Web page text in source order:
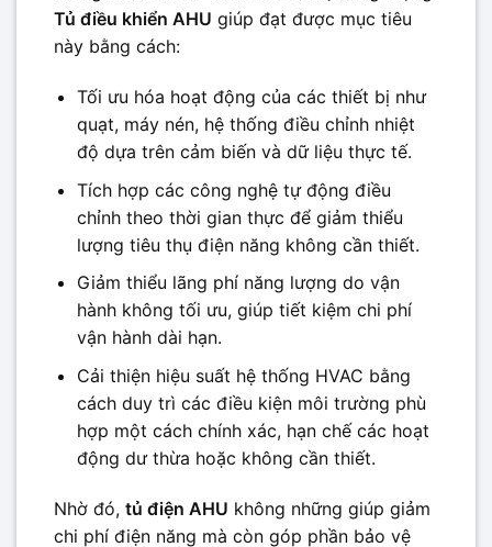
Tủ điều khiển AHU giúp đạt được mục tiêu
này bằng cách:
Tối ưu hóa hoạt động của các thiết bị như
quạt, máy nén, hệ thống điều chỉnh nhiệt
độ dựa trên cảm biến và dữ liệu thực tế.
Tích hợp các công nghệ tự động điều
chỉnh theo thời gian thực để giảm thiểu
lượng tiêu thụ điện năng không cần thiết.
Giảm thiểu lãng phí năng lượng do vận
hành không tối ưu, giúp tiết kiệm chi phí
vận hành dài hạn.
Cải thiện hiệu suất hệ thống HVAC bằng
cách duy trì các điều kiện môi trường phù
hợp một cách chính xác, hạn chế các hoạt
động dư thừa hoặc không cần thiết.
Nhờ đó, tủ điện AHU không những giúp giảm
chi phí điện năng mà còn góp phần bảo vệ